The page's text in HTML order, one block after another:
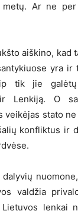
metų. Ar ne
aiškino, kad
yra ir
tik jie
Lenkiją. O
veikėjas stato
konfliktus ir
valdžia
Lietuvos lenkai